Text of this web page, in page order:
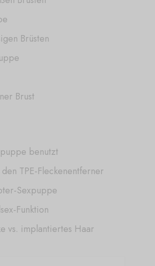
Brüsten
Brust
benutzt
TPE-Fleckenentferner
Sexpuppe
Funktion
vs. implantiertes Haar